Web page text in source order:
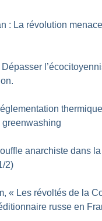
: La révolution
greenwashing
anarchiste dans
2)
« Les révoltés de la
russe en